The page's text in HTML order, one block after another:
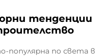
тенденции
популярна по света в